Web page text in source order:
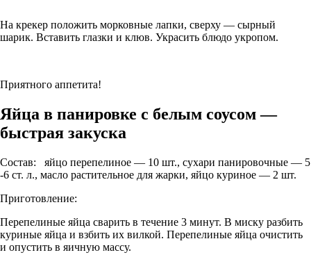
На крекер положить морковные лапки, сверху — сырный
шарик. Вставить глазки и клюв. Украсить блюдо укропом.
Приятного аппетита!
Яйца в панировке с белым соусом —
быстрая закуска
Состав: яйцо перепелиное — 10 шт., сухари панировочные — 5
-6 ст. л., масло растительное для жарки, яйцо куриное — 2 шт.
Приготовление:
Перепелиные яйца сварить в течение 3 минут. В миску разбить
куриные яйца и взбить их вилкой. Перепелиные яйца очистить
и опустить в яичную массу.